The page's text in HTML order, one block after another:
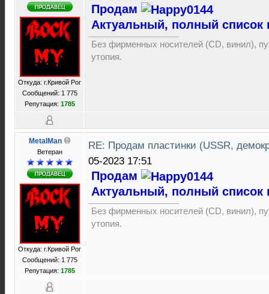
Откуда: г.Кривой Рог
Сообщений: 1 775
Репутация: 1785
Продам
Актуальный, полный список
Без фирменных носителей (CD, винил),
утопия.
MetalMan
Ветеран
Откуда: г.Кривой Рог
Сообщений: 1 775
Репутация: 1785
RE: Продам пластинки (USSR,
05-2023 17:51
Продам
Актуальный, полный список
Без фирменных носителей (CD, винил),
утопия.